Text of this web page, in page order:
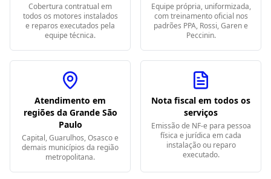
Cobertura contratual em
todos os motores instalados
e reparos executados pela
equipe técnica.
Equipe própria, uniformizada,
com treinamento oficial nos
padrões PPA, Rossi, Garen e
Peccinin.
Atendimento em
regiões da Grande São
Paulo
Capital, Guarulhos, Osasco e
demais municípios da região
metropolitana.
Nota fiscal em todos os
serviços
Emissão de NF-e para pessoa
física e jurídica em cada
instalação ou reparo
executado.